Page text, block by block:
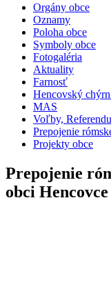
Orgány obce
Oznamy
Poloha obce
Symboly obce
Fotogaléria
Aktuality
Farnosť
Hencovský
MAS
Voľby,
Prepojenie
Projekty obce
Prepojenie
obci Hencovce